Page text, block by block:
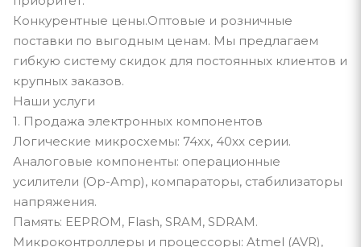
Конкурентные цены.Оптовые и розничные
поставки по выгодным ценам. Мы предлагаем
гибкую систему скидок для постоянных клиентов и
крупных заказов.
Наши услуги
1. Продажа электронных компонентов
Логические микросхемы: 74xx, 40xx серии.
Аналоговые компоненты: операционные
усилители (Op-Amp), компараторы, стабилизаторы
напряжения.
Память: EEPROM, Flash, SRAM, SDRAM.
Микроконтроллеры и процессоры: Atmel (AVR),